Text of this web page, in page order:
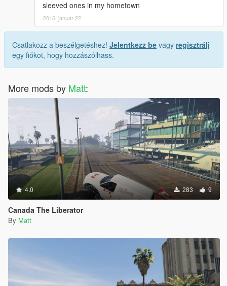
sleeved ones in my hometown
2016. január 22.
Csatlakozz a beszélgetéshez! Jelentkezz be vagy regisztrálj
egy fiókot, hogy hozzászólhass.
More mods by Matt:
4.0 283 9
Canada The Liberator
By Matt